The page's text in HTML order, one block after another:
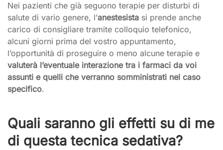
Nei pazienti che già seguono terapie per disturbi di
salute di vario genere, l’anestesista si prende anche
carico di consigliare tramite colloquio telefonico,
alcuni giorni prima del vostro appuntamento,
l’opportunità di proseguire o meno alcune terapie e
valuterà l’eventuale interazione tra i farmaci da voi
assunti e quelli che verranno somministrati nel caso
specifico.
Quali saranno gli effetti su di me
di questa tecnica sedativa?